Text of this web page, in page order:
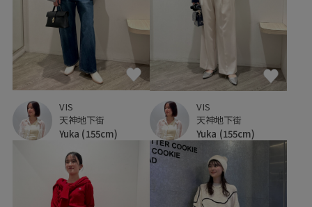
VIS
天神地下街
Yuka (155cm)
VIS
天神地下街
Yuka (155cm)